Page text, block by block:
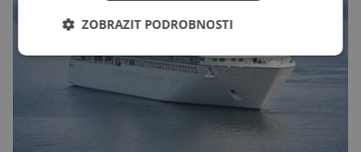
ZOBRAZIT PODROBNOSTI